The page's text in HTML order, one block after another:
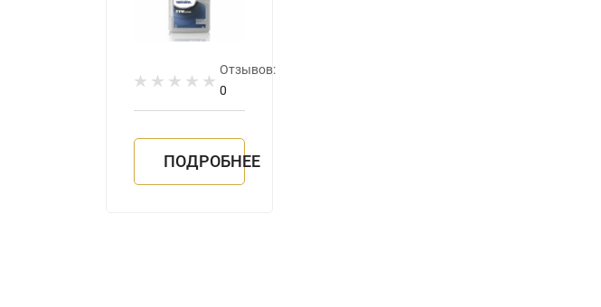
Отзывов:
0
ПОДРОБНЕЕ